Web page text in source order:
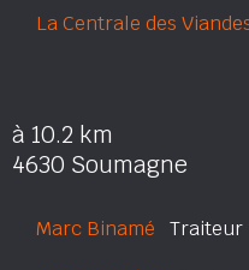
La Centrale des
à 10.2 km
4630 Soumagne
Marc Binamé Traiteur